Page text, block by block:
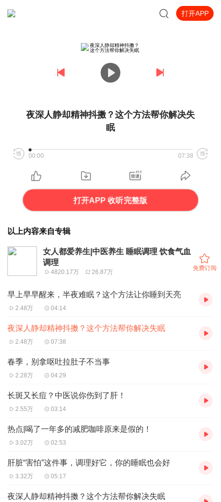
打开APP
夜深人静却精神抖擞？这个方法帮你解决失
眠
00:00 07:38
打开APP 收听完整版
以上内容来自专辑
女人都爱养生|中医养生 睡眠调理 饮食气血
调理
4820.17万 26.87万
免费订阅
早上早早醒来，半夜难眠？这个方法让你睡到天亮
2.48万 04:14
夜深人静却精神抖擞？这个方法帮你解决失眠
2.48万 07:38
春季，别拿呕吐拉肚子不当事
2.28万 04:29
长斑又长痘？中医说你伤到了肝！
2.55万 03:14
热点|喝了一年多的减肥咖啡原来是假的！
3.02万 02:53
肝脏“害怕”这件事，调理好它，你的睡眠也会好
3.32万 05:17
夜深人静却精神抖擞？这个方法帮你解决失眠